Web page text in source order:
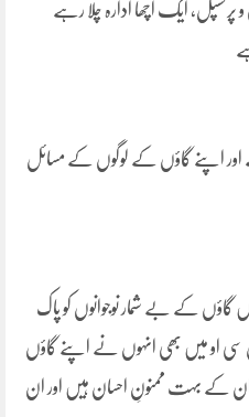
ایک اچھا ادارہ چلا رہے
اور اپنے گاؤں کے لوگوں کے مسائل
میں گاؤں کے بے شمار نوجوانوں کو پاک
سی او میں بھی انہوں نے اپنے گاؤں
ان کے بہت ممنونِ احسان ہیں اور ان